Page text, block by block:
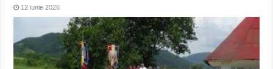
12 iunie 2026